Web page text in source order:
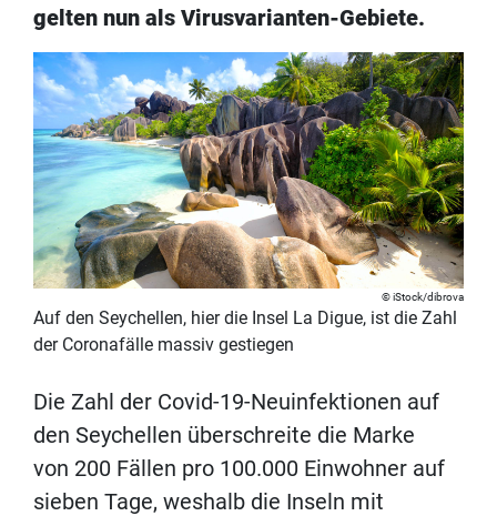
gelten nun als Virusvarianten-Gebiete.
iStock/dibrova
Auf den Seychellen, hier die Insel La Digue, ist die Zahl
der Coronafälle massiv gestiegen
Die Zahl der Covid-19-Neuinfektionen auf
den Seychellen überschreite die Marke
von 200 Fällen pro 100.000 Einwohner auf
sieben Tage, weshalb die Inseln mit